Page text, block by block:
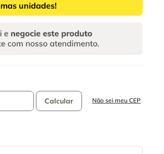
unidades!
Não sei meu CEP